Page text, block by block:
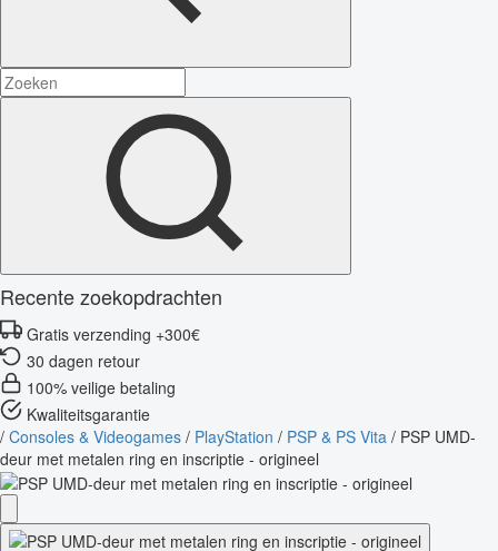
Recente zoekopdrachten
Gratis verzending +300€
30 dagen retour
100% veilige betaling
Kwaliteitsgarantie
/ Consoles & Videogames / PlayStation / PSP & PS Vita / PSP UMD-
deur met metalen ring en inscriptie - origineel